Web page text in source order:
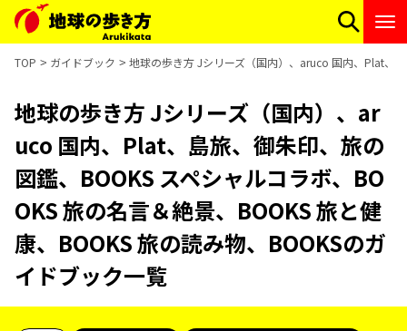
TOP ガイドブック 地球の歩き方 Jシリーズ（国内）、aruco 国内、Plat、
地球の歩き方 Jシリーズ（国内）、ar
uco 国内、Plat、島旅、御朱印、旅の
図鑑、BOOKS スペシャルコラボ、BO
OKS 旅の名言＆絶景、BOOKS 旅と健
康、BOOKS 旅の読み物、BOOKSのガ
イドブック一覧